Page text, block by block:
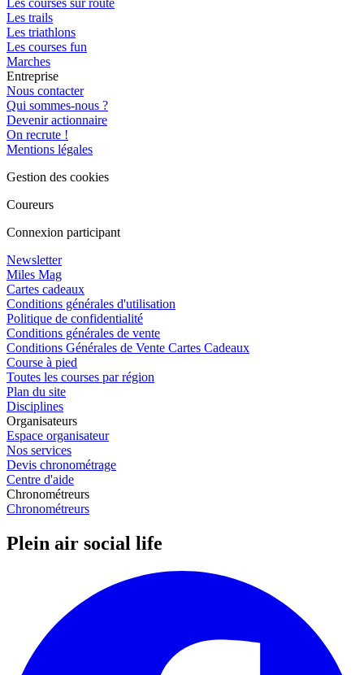
Les courses sur route
Les trails
Les triathlons
Les courses fun
Marches
Entreprise
Nous contacter
Qui sommes-nous ?
Devenir actionnaire
On recrute !
Mentions légales
Gestion des cookies
Coureurs
Connexion participant
Newsletter
Miles Mag
Cartes cadeaux
Conditions générales d'utilisation
Politique de confidentialité
Conditions générales de vente
Conditions Générales de Vente Cartes Cadeaux
Course à pied
Toutes les courses par région
Plan du site
Disciplines
Organisateurs
Espace organisateur
Nos services
Devis chronométrage
Centre d'aide
Chronométreurs
Chronométreurs
Plein air social life